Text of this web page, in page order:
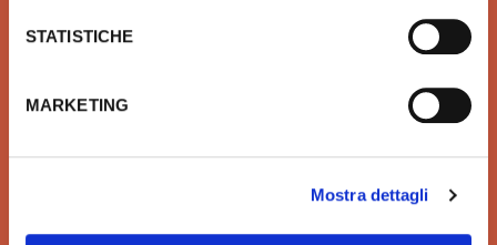
STATISTICHE
MARKETING
Mostra dettagli
Prodotti idrotermosanitari e
tendenze di Design
Affidiamo il tuo denaro e la
tua sicurezza a Xpay. Il
effettuare i pagamenti e per
la tua tutela.